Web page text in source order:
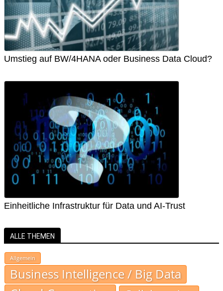
Umstieg auf BW/4HANA oder Business Data Cloud?
Einheitliche Infrastruktur für Data und AI-Trust
ALLE THEMEN
Allgemein
Business Intelligence / Big Data